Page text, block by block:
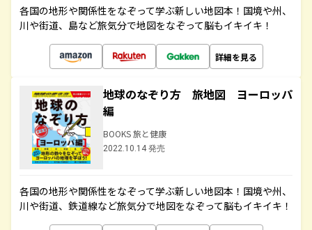
各国の地形や関係性をなぞって学ぶ新しい地図本！国境や州、
川や街道、島など旅気分で地図をなぞって脳もイキイキ！
詳細を見る
地球のなぞり方 旅地図 ヨーロッパ
編
BOOKS 旅と健康
2022.10.14 発売
各国の地形や関係性をなぞって学ぶ新しい地図本！国境や州、
川や街道、鉄道線など旅気分で地図をなぞって脳もイキイキ！